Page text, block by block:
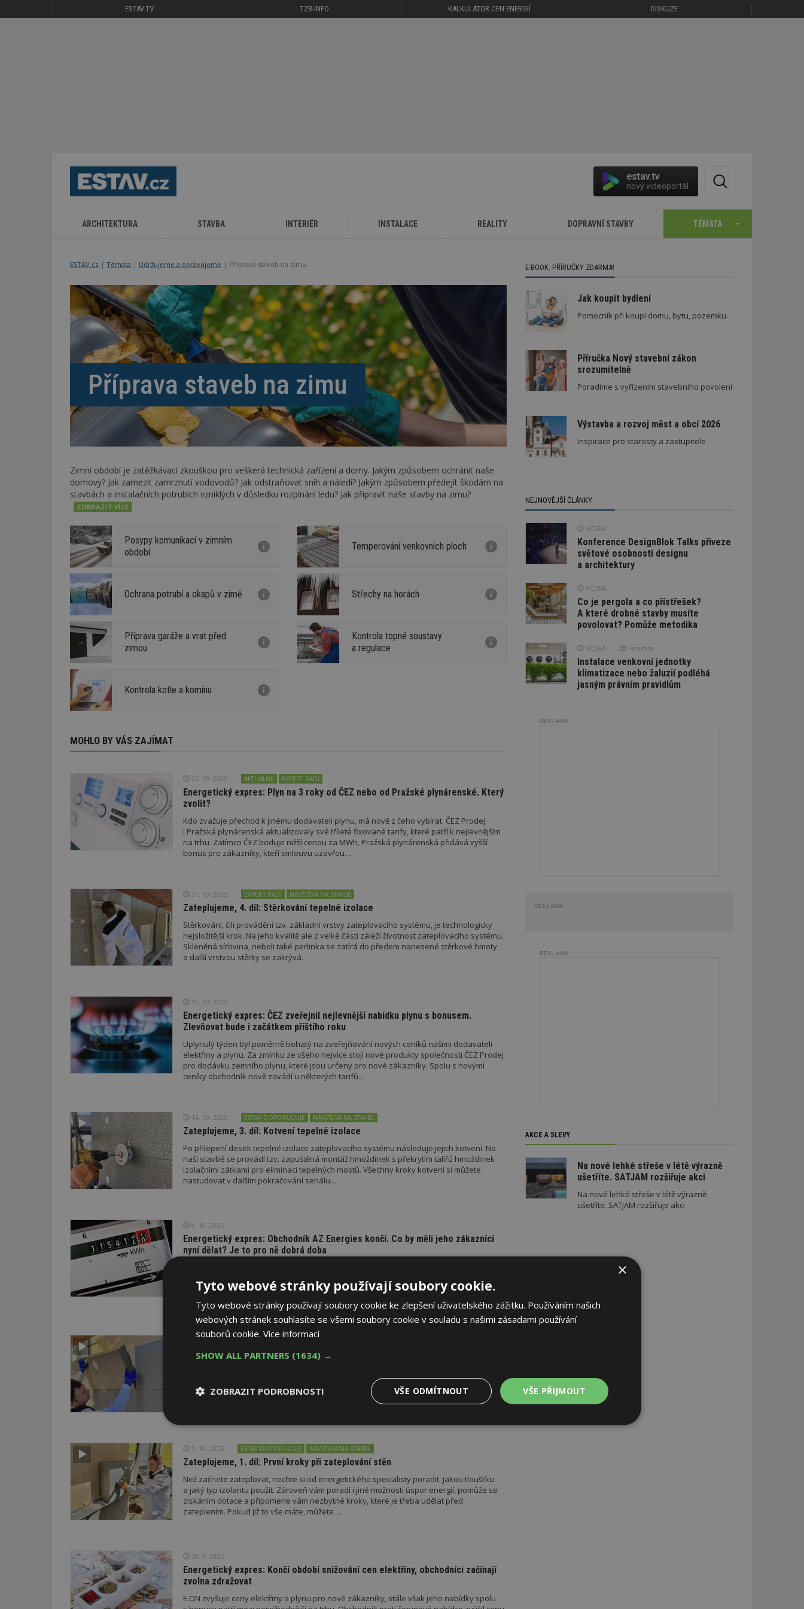
ESTAV.TV TZB-INFO KALKULÁTOR CEN ENERGIÍ DISKUZE
estav.tv
nový videoportál
ARCHITEKTURA STAVBA INTERIÉR INSTALACE REALITY DOPRAVNÍ STAVBY TÉMATA
ESTAV.cz Témata Udržujeme a opravujeme Příprava staveb na zimu
Příprava staveb na zimu
Zimní období je zatěžkávací zkouškou pro veškerá technická zařízení a domy. Jakým způsobem ochránit naše
domovy? Jak zamezit zamrznutí vodovodů? Jak odstraňovat sníh a náledí? Jakým způsobem předejít škodám na
stavbách a instalačních potrubích vzniklých v důsledku rozpínání ledu? Jak připravit naše stavby na zimu?
Posypy komunikací v zimním
období
Temperování venkovních ploch
Ochrana potrubí a okapů v zimě Střechy na horách
Příprava garáže a vrat před
zimou
Kontrola topné soustavy
a regulace
Kontrola kotle a komínu
MOHLO BY VÁS ZAJÍMAT
22. 10. 2025 AKTUÁLNĚ EXPERT RADÍ
Energetický expres: Plyn na 3 roky od ČEZ nebo od Pražské plynárenské. Který
zvolit?
Kdo zvažuje přechod k jinému dodavateli plynu, má nově z čeho vybírat. ČEZ Prodej
i Pražská plynárenská aktualizovaly své tříleté fixované tarify, které patří k nejlevnějším
na trhu. Zatímco ČEZ boduje nižší cenou za MWh, Pražská plynárenská přidává vyšší
bonus pro zákazníky, kteří smlouvu uzavřou…
21. 10. 2025 EXPERT RADÍ NÁVŠTĚVA NA STAVBĚ
Zateplujeme, 4. díl: Stěrkování tepelné izolace
Stěrkování, čili provádění tzv. základní vrstvy zateplovacího systému, je technologicky
nejsložitější krok. Na jeho kvalitě ale z velké části záleží životnost zateplovacího systému.
Skleněná síťovina, neboli také perlinka se zatírá do předem nanesené stěrkové hmoty
a další vrstvou stěrky se zakrývá.
15. 10. 2025
Energetický expres: ČEZ zveřejnil nejlevnější nabídku plynu s bonusem.
Zlevňovat bude i začátkem příštího roku
Uplynulý týden byl poměrně bohatý na zveřejňování nových ceníků našimi dodavateli
elektřiny a plynu. Za zmínku ze všeho nejvíce stojí nové produkty společnosti ČEZ Prodej
pro dodávku zemního plynu, které jsou určeny pro nové zákazníky. Spolu s novými
ceníky obchodník nově zavádí u některých tarifů…
14. 10. 2025 ESTAV DOPORUČUJE NÁVŠTĚVA NA STAVBĚ
Zateplujeme, 3. díl: Kotvení tepelné izolace
Po přilepení desek tepelné izolace zateplovacího systému následuje jejich kotvení. Na
naší stavbě se provádí tzv. zapuštěná montáž hmoždinek s překrytím talířů hmoždinek
izolačními zátkami pro eliminaci tepelných mostů. Všechny kroky kotvení si můžete
nastudovat v dalším pokračování seriálu…
8. 10. 2025
Energetický expres: Obchodník AZ Energies končí. Co by měli jeho zákazníci
nyní dělat? Je to pro ně dobrá doba
přitom hradí za elektřinu a plyn spíše vyšší ceny dle ceníků dodavatelů poslední instance
a přechod k novému stálému dodavateli by měli…
Zateplujeme, 2. díl: Lepení polystyrenu
dobrou funkci zateplení a také na životnosti zateplovacího systému. Mezi nejdůležitější
pravidla patří, že spára desek nesmí navazovat na roh okna, že desky se v řadách nad
1. 10. 2025 ESTAV DOPORUČUJE NÁVŠTĚVA NA STAVBĚ
Zateplujeme, 1. díl: První kroky při zateplování stěn
Než začnete zateplovat, nechte si od energetického specialisty poradit, jakou tloušťku
a jaký typ izolantu použít. Zároveň vám poradí i jiné možnosti úspor energií, pomůže se
získáním dotace a připomene vám nezbytné kroky, které je třeba udělat před
zateplením. Pokud již to vše máte, můžete…
30. 9. 2025
Energetický expres: Končí období snižování cen elektřiny, obchodníci začínají
zvolna zdražovat
E.ON zvyšuje ceny elektřiny a plynu pro nové zákazníky, stále však jeho nabídky spolu
E-BOOK: PŘÍRUČKY ZDARMA!
Jak koupit bydlení
Pomocník při koupi domu, bytu, pozemku.
Příručka Nový stavební zákon
srozumitelně
Poradíme s vyřízením stavebního povolení
Výstavba a rozvoj měst a obcí 2026
Inspirace pro starosty a zastupitele
NEJNOVĚJŠÍ ČLÁNKY
VČERA
Konference DesignBlok Talks přiveze
světové osobnosti designu
a architektury
VČERA
Co je pergola a co přístřešek?
A které drobné stavby musíte
povolovat? Pomůže metodika
VČERA Firemní
Instalace venkovní jednotky
klimatizace nebo žaluzií podléhá
jasným právním pravidlům
REKLAMA
REKLAMA
REKLAMA
AKCE A SLEVY
Na nové lehké střeše v létě výrazně
ušetříte. SATJAM rozšiřuje akci
Na nové lehké střeše v létě výrazně
ušetříte. SATJAM rozšiřuje akci
×
Tyto webové stránky používají soubory cookie.
Tyto webové stránky používají soubory cookie ke zlepšení uživatelského zážitku. Používáním našich
webových stránek souhlasíte se všemi soubory cookie v souladu s našimi zásadami používání
souborů cookie. Více informací
SHOW ALL PARTNERS (1634) →
VŠE PŘIJMOUT
VŠE ODMÍTNOUT
ZOBRAZIT PODROBNOSTI
Nezbytně
Výkonové
Soubory cílení
Funkční
Nezařazené
Webové stránky nelze bez nezbytně nutných souborů cookie správně používat.
Název
Provider/
Vyprší Popis
_hjIncludedInPageviewSample
Hotjar Ltd
www.estav.cz
2
minuty
Tento soubor cookie je nastaven tak, aby informoval
Hotjar o tom, zda je tento návštěvník zahrnut do